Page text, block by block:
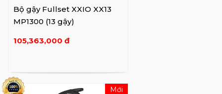
Bộ gậy Fullset XXIO XX13
MP1300 (13 gậy)
105,363,000 đ
Mới